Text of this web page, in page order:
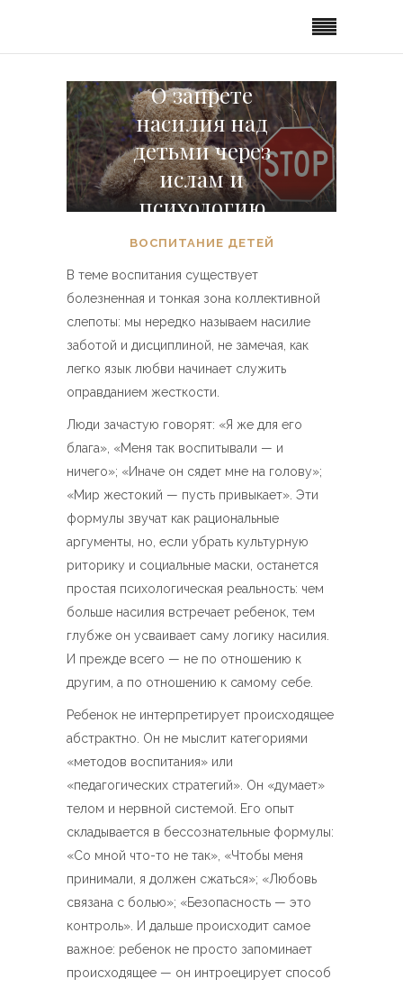
О запрете
насилия над
детьми через
ислам и
психологию
ВОСПИТАНИЕ ДЕТЕЙ
В теме воспитания существует
болезненная и тонкая зона коллективной
слепоты: мы нередко называем насилие
заботой и дисциплиной, не замечая, как
легко язык любви начинает служить
оправданием жесткости.
Люди зачастую говорят: «Я же для его
блага», «Меня так воспитывали — и
ничего»; «Иначе он сядет мне на голову»;
«Мир жестокий — пусть привыкает». Эти
формулы звучат как рациональные
аргументы, но, если убрать культурную
риторику и социальные маски, останется
простая психологическая реальность: чем
больше насилия встречает ребенок, тем
глубже он усваивает саму логику насилия.
И прежде всего — не по отношению к
другим, а по отношению к самому себе.
Ребенок не интерпретирует происходящее
абстрактно. Он не мыслит категориями
«методов воспитания» или
«педагогических стратегий». Он «думает»
телом и нервной системой. Его опыт
складывается в бессознательные формулы:
«Со мной что-то не так», «Чтобы меня
принимали, я должен сжаться»; «Любовь
связана с болью»; «Безопасность — это
контроль». И дальше происходит самое
важное: ребенок не просто запоминает
происходящее — он интроецирует способ